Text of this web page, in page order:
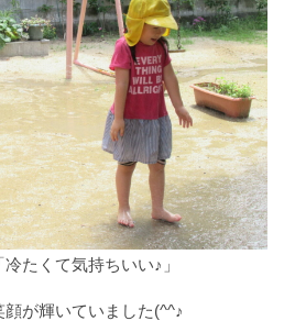
たくて気持ちいい♪」
が輝いていました(^^♪